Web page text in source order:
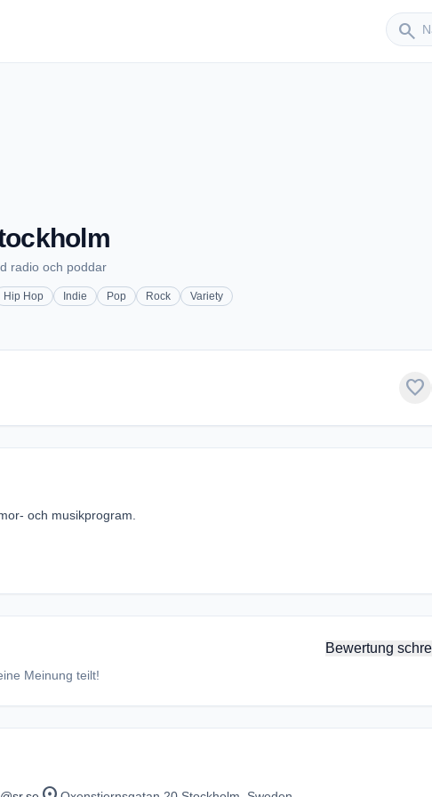
search
radio och poddar
Hip Hop Indie Pop Rock Variety
favorite
och musikprogram.
Bewertung
Meinung teilt!